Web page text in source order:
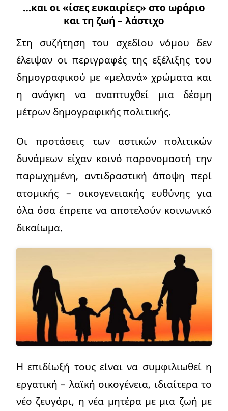
…και οι «ίσες ευκαιρίες» στο ωράριο
και τη ζωή – λάστιχο
Στη συζήτηση του σχεδίου νόμου δεν
έλειψαν οι περιγραφές της εξέλιξης του
δημογραφικού με «μελανά» χρώματα και
η ανάγκη να αναπτυχθεί μια δέσμη
μέτρων δημογραφικής πολιτικής.
Οι προτάσεις των αστικών πολιτικών
δυνάμεων είχαν κοινό παρονομαστή την
παρωχημένη, αντιδραστική άποψη περί
ατομικής – οικογενειακής ευθύνης για
όλα όσα έπρεπε να αποτελούν κοινωνικό
δικαίωμα.
Η επιδίωξή τους είναι να συμφιλιωθεί η
εργατική – λαϊκή οικογένεια, ιδιαίτερα το
νέο ζευγάρι, η νέα μητέρα με μια ζωή με